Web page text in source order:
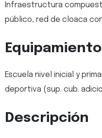
Infraestructura
público, red de cloaca
Equipamiento
Escuela nivel inicial y
deportiva (sup. cub.
Descripción